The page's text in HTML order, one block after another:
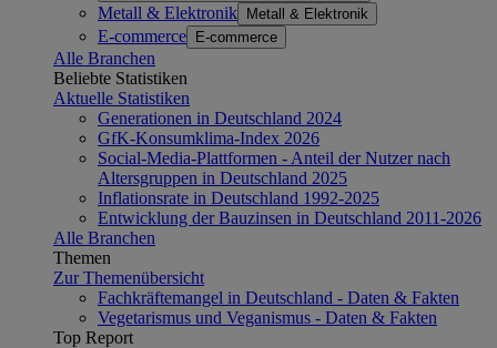
Metall & Elektronik Metall & Elektronik
E-commerce E-commerce
Alle Branchen
Beliebte Statistiken
Aktuelle Statistiken
Generationen in Deutschland 2024
GfK-Konsumklima-Index 2026
Social-Media-Plattformen - Anteil der Nutzer nach
Altersgruppen in Deutschland 2025
Inflationsrate in Deutschland 1992-2025
Entwicklung der Bauzinsen in Deutschland 2011-2026
Alle Branchen
Themen
Zur Themenübersicht
Fachkräftemangel in Deutschland - Daten & Fakten
Vegetarismus und Veganismus - Daten & Fakten
Top Report